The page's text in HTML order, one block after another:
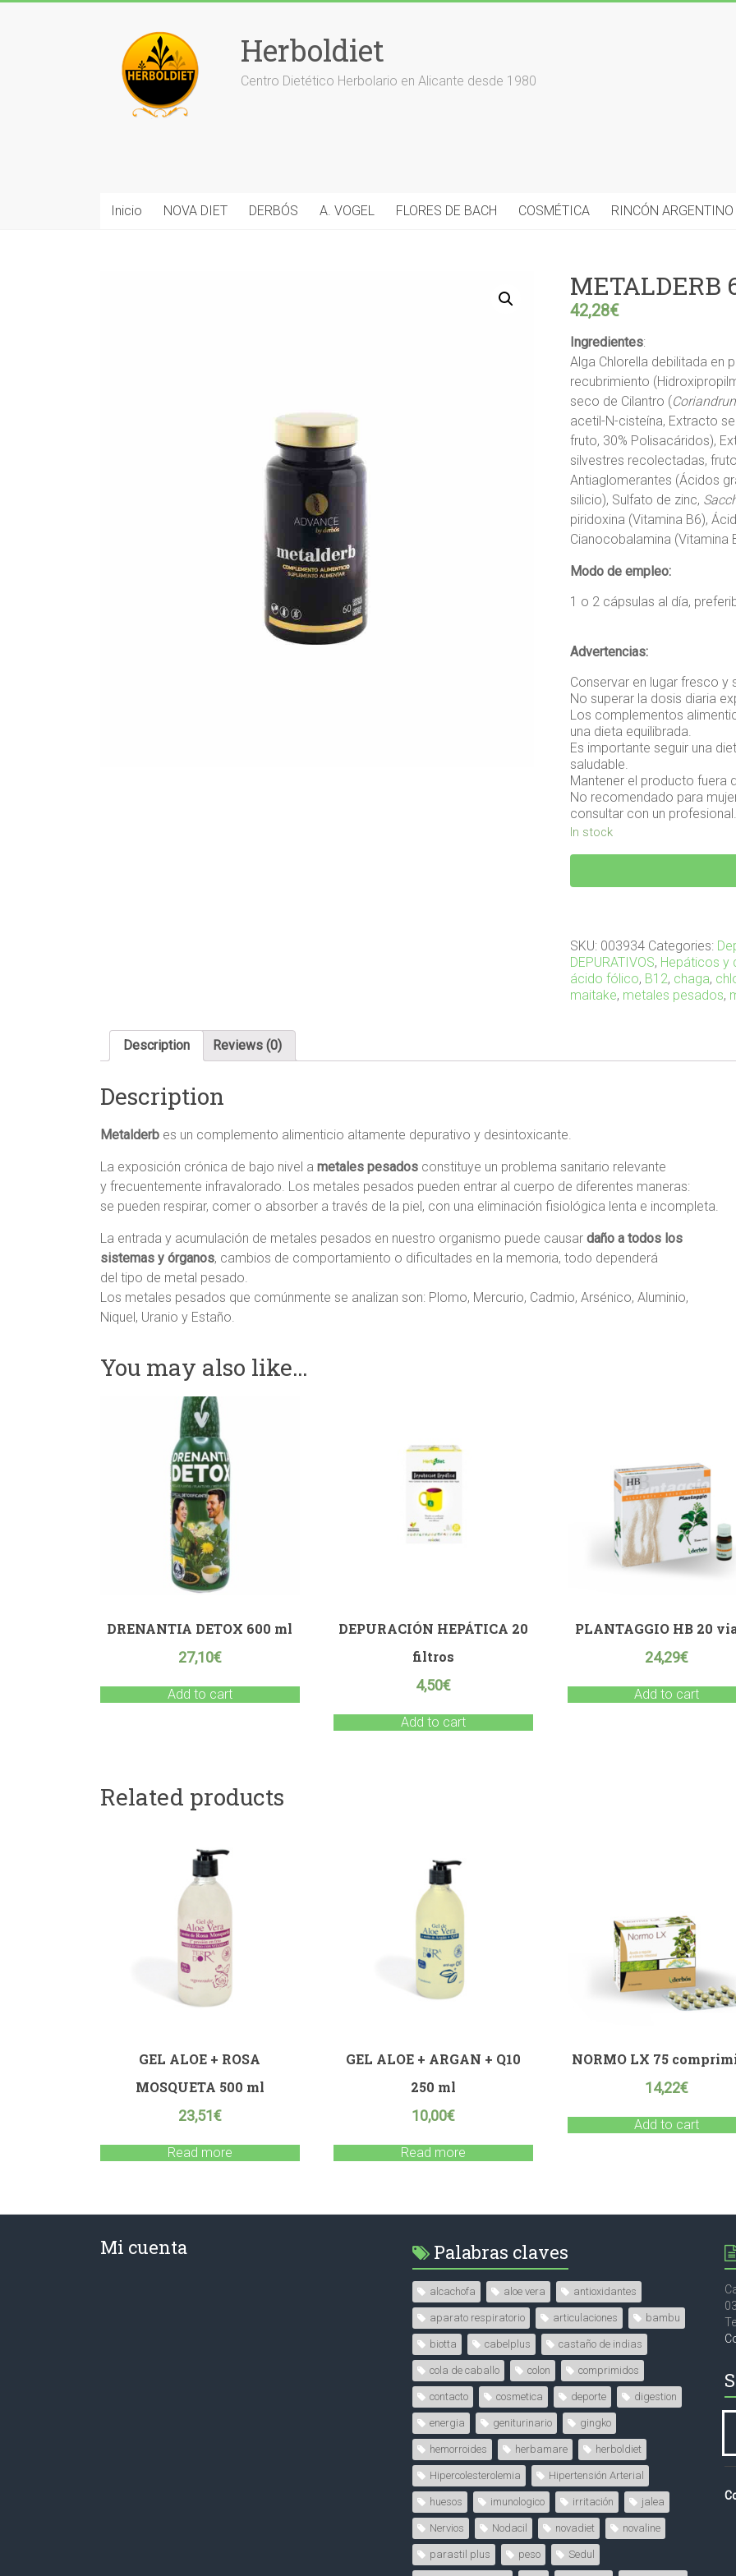
Herboldiet
Centro Dietético Herbolario en Alicante desde 1980
Inicio NOVA DIET DERBÓS A. VOGEL FLORES DE BACH COSMÉTICA RINCÓN ARGENTINO
METALDERB
42,28€
Ingredientes:
Alga Chlorella debilitada en
recubrimiento
seco de Cilantro (
acetil-N-cisteína, Extracto
fruto, 30% Polisacáridos),
silvestres recolectadas,
Antiaglomerantes (Ácidos
silicio), Sulfato de zinc,
piridoxina (Vitamina B6),
Cianocobalamina (Vitamina
Modo de empleo:
1 o 2 cápsulas al día,
Advertencias:
Conservar en lugar fresco y
No superar la dosis diaria
Los complementos
una dieta equilibrada.
Es importante seguir una
saludable.
Mantener el producto fuera
No recomendado para
consultar con un profesional.
In stock
METALDERB
SKU: 003934 Categories:
DEPURATIVOS, Hepáticos y
ácido fólico, B12, chaga,
maitake, metales pesados,
Description Reviews (0)
Description
Metalderb es un complemento alimenticio altamente depurativo y desintoxicante.
La exposición crónica de bajo nivel a metales pesados constituye un problema sanitario relevante
y frecuentemente infravalorado. Los metales pesados pueden entrar al cuerpo de diferentes maneras:
se pueden respirar, comer o absorber a través de la piel, con una eliminación fisiológica lenta e incompleta.
La entrada y acumulación de metales pesados en nuestro organismo puede causar daño a todos los
sistemas y órganos, cambios de comportamiento o dificultades en la memoria, todo dependerá
del tipo de metal pesado.
Los metales pesados que comúnmente se analizan son: Plomo, Mercurio, Cadmio, Arsénico, Aluminio,
Niquel, Uranio y Estaño.
You may also like…
DRENANTIA DETOX 600 ml
27,10€
Add to cart
DEPURACIÓN HEPÁTICA 20
filtros
4,50€
Add to cart
PLANTAGGIO HB 20
24,29€
Add to cart
Related products
GEL ALOE + ROSA
MOSQUETA 500 ml
23,51€
Read more
GEL ALOE + ARGAN + Q10
250 ml
10,00€
Read more
NORMO LX 75
14,22€
Add to cart
Mi cuenta Palabras claves
alcachofa aloe vera antioxidantes
aparato respiratorio articulaciones bambu
biotta cabelplus castaño de indias
cola de caballo colon comprimidos
contacto cosmetica deporte digestion
energia geniturinario gingko
hemorroides herbamare herboldiet
Hipercolesterolemia Hipertensión Arterial
huesos imunologico irritación jalea
Nervios Nodacil novadiet novaline
parastil plus peso Sedul